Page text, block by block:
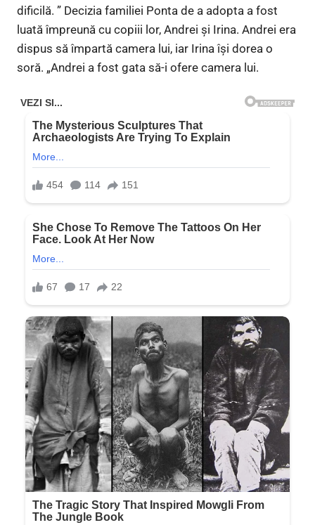
dificilă. ” Decizia familiei Ponta de a adopta a fost
luată împreună cu copiii lor, Andrei și Irina. Andrei era
dispus să împartă camera lui, iar Irina își dorea o
soră. „Andrei a fost gata să-i ofere camera lui.